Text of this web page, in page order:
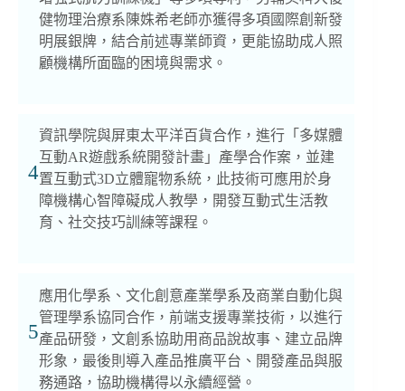
健物理治療系陳姝希老師亦獲得多項國際創新發
明展銀牌，結合前述專業師資，更能協助成人照
顧機構所面臨的困境與需求。
4
資訊學院與屏東太平洋百貨合作，進行「多媒體
互動AR遊戲系統開發計畫」產學合作案，並建
置互動式3D立體寵物系統，此技術可應用於身
障機構心智障礙成人教學，開發互動式生活教
育、社交技巧訓練等課程。
5
應用化學系、文化創意產業學系及商業自動化與
管理學系協同合作，前端支援專業技術，以進行
產品研發，文創系協助用商品說故事、建立品牌
形象，最後則導入產品推廣平台、開發產品與服
務通路，協助機構得以永續經營。